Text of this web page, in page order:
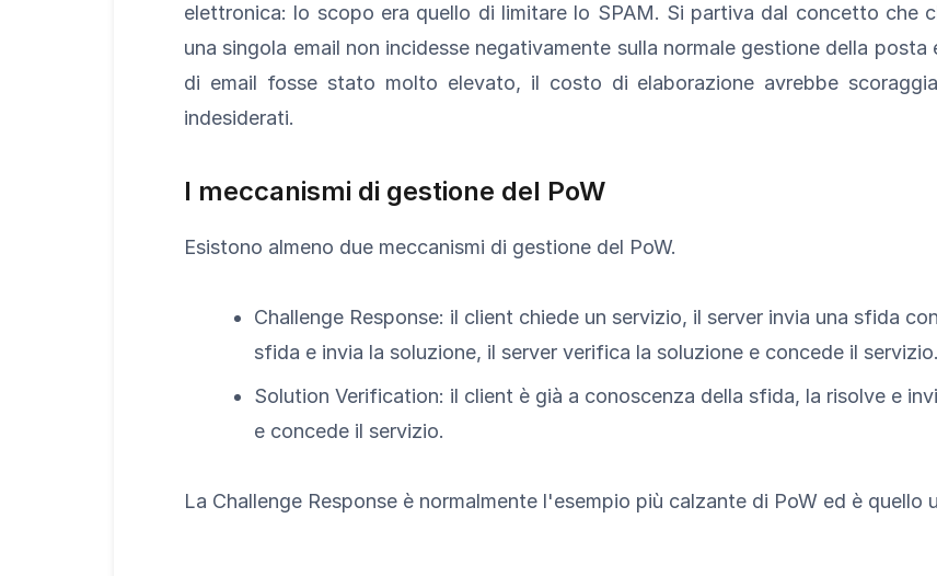
elettronica: lo scopo era quello di limitare lo SPAM. Si partiva dal concetto che
una singola email non incidesse negativamente sulla normale gestione della
di email fosse stato molto elevato, il costo di elaborazione avrebbe
indesiderati.
I meccanismi di gestione del PoW
Esistono almeno due meccanismi di gestione del PoW.
Challenge Response: il client chiede un servizio, il server invia una sfida
sfida e invia la soluzione, il server verifica la soluzione e concede il servizio.
Solution Verification: il client è già a conoscenza della sfida, la risolve e
e concede il servizio.
La Challenge Response è normalmente l'esempio più calzante di PoW ed è